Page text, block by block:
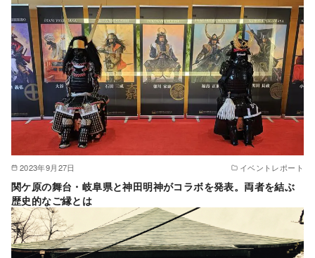
2023年9月27日 イベントレポート
関ケ原の舞台・岐阜県と神田明神がコラボを発表。両者を結ぶ
歴史的なご縁とは